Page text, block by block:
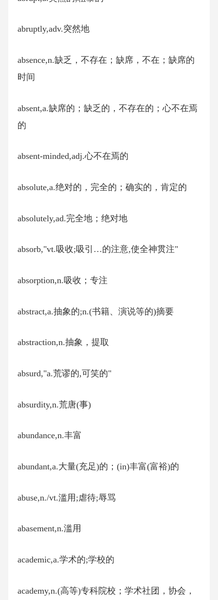
abruptly,adv.突然地
absence,n.缺乏，不存在；缺席，不在；缺席的
时间
absent,a.缺席的；缺乏的，不存在的；心不在焉
的
absent-minded,adj.心不在焉的
absolute,a.绝对的，完全的；确实的，肯定的
absolutely,ad.完全地；绝对地
absorb,"vt.吸收;吸引…的注意,使全神贯注"
absorption,n.吸收；专注
abstract,a.抽象的;n.(书籍、演说等的)摘要
abstraction,n.抽象，提取
absurd,"a.荒谬的,可笑的"
absurdity,n.荒唐(事)
abundance,n.丰富
abundant,a.大量(充足)的；(in)丰富(富裕)的
abuse,n./vt.滥用;虐待;辱骂
abasement,n.滥用
academic,a.学术的;学校的
academy,n.(高等)专科院校；学术社团，协会，